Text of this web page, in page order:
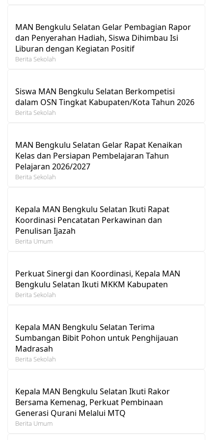
MAN Bengkulu Selatan Gelar Pembagian Rapor
dan Penyerahan Hadiah, Siswa Dihimbau Isi
Liburan dengan Kegiatan Positif
Berita Sekolah
Siswa MAN Bengkulu Selatan Berkompetisi
dalam OSN Tingkat Kabupaten/Kota Tahun 2026
Berita Sekolah
MAN Bengkulu Selatan Gelar Rapat Kenaikan
Kelas dan Persiapan Pembelajaran Tahun
Pelajaran 2026/2027
Berita Sekolah
Kepala MAN Bengkulu Selatan Ikuti Rapat
Koordinasi Pencatatan Perkawinan dan
Penulisan Ijazah
Berita Umum
Perkuat Sinergi dan Koordinasi, Kepala MAN
Bengkulu Selatan Ikuti MKKM Kabupaten
Berita Sekolah
Kepala MAN Bengkulu Selatan Terima
Sumbangan Bibit Pohon untuk Penghijauan
Madrasah
Berita Sekolah
Kepala MAN Bengkulu Selatan Ikuti Rakor
Bersama Kemenag, Perkuat Pembinaan
Generasi Qurani Melalui MTQ
Berita Umum